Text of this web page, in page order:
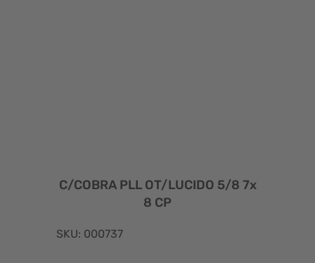
C/COBRA PLL OT/LUCIDO 5/8 7x
8 CP
SKU: 000737